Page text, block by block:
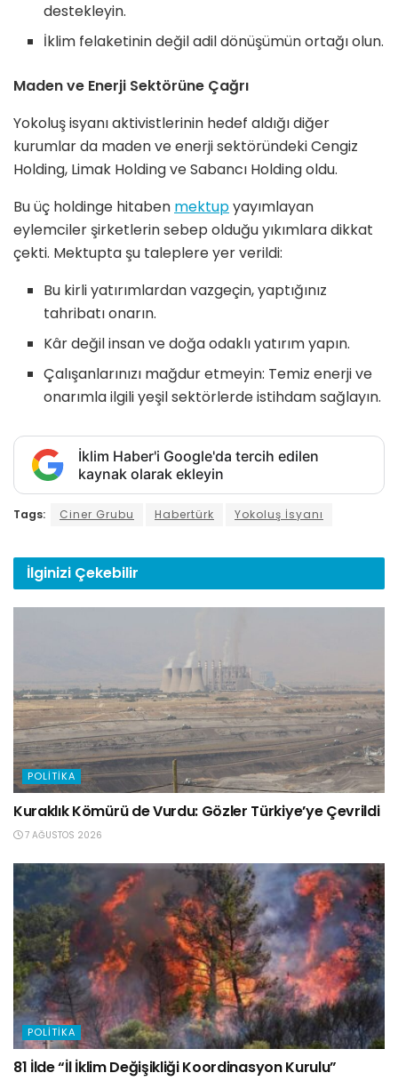
destekleyin.
İklim felaketinin değil adil dönüşümün ortağı olun.
Maden ve Enerji Sektörüne Çağrı
Yokoluş isyanı aktivistlerinin hedef aldığı diğer
kurumlar da maden ve enerji sektöründeki Cengiz
Holding, Limak Holding ve Sabancı Holding oldu.
Bu üç holdinge hitaben mektupyayımlayan
eylemciler şirketlerin sebep olduğu yıkımlara dikkat
çekti. Mektupta şu taleplere yer verildi:
Bu kirli yatırımlardan vazgeçin, yaptığınız
tahribatı onarın.
Kâr değil insan ve doğa odaklı yatırım yapın.
Çalışanlarınızı mağdur etmeyin: Temiz enerji ve
onarımla ilgili yeşil sektörlerde istihdam sağlayın.
İklim Haber'i Google'da tercih edilen
kaynak olarak ekleyin
Tags: Ciner Grubu Habertürk Yokoluş İsyanı
İlginizi Çekebilir
POLITIKA
Kuraklık Kömürü de Vurdu: Gözler Türkiye’ye Çevrildi
7 AĞUSTOS 2026
POLITIKA
81 İlde “İl İklim Değişikliği Koordinasyon Kurulu”